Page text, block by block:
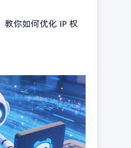
你如何优化 IP 权